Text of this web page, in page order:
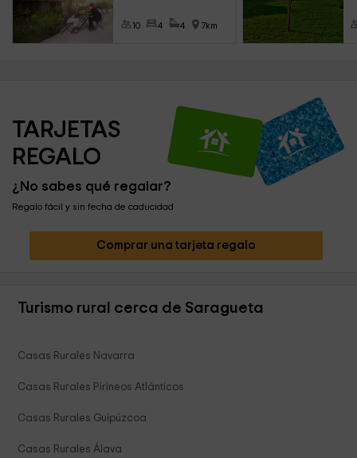
10 4 4 7km
TARJETAS
REGALO
¿No sabes qué regalar?
Regalo fácil y sin fecha de caducidad
Comprar una tarjeta regalo
Turismo rural cerca de Saragueta
Casas Rurales Navarra
Casas Rurales Pirineos Atlánticos
Casas Rurales Guipúzcoa
Casas Rurales Álava